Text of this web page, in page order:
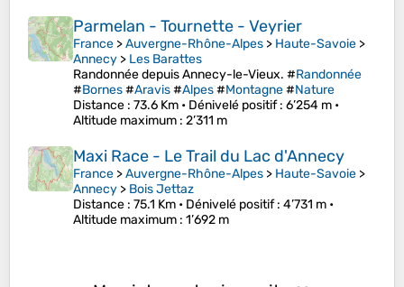
Parmelan - Tournette - Veyrier
France >Auvergne-Rhône-Alpes > Haute-Savoie >
Annecy > Les Barattes
Randonnée depuis Annecy-le-Vieux. #Randonnée
#Bornes#Aravis#Alpes#Montagne#Nature
Distance : 73.6 Km • Dénivelé positif: 6’254 m •
Altitude maximum : 2’311 m
Maxi Race - Le Trail du Lac d'Annecy
France >Auvergne-Rhône-Alpes > Haute-Savoie >
Annecy > Bois Jettaz
Distance : 75.1 Km • Dénivelé positif: 4’731 m •
Altitude maximum : 1’692 m